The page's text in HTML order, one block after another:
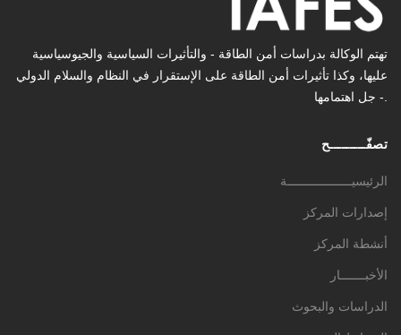
تهتم الوكالة بدراسات أمن الطاقة - والتأثیرات السیاسیة والجیوسیاسیة
عليها، وكذا تأثیرات أمن الطاقة على الإستقرار في النظام والسلام الدولي
- جل اهتمامها.
تصفّـــــــــح
الرئيسيــــــــــــــــــة
إصدارات المركز
أنشطة المركز
الأخبـــــــار
الدراسات والبحوث